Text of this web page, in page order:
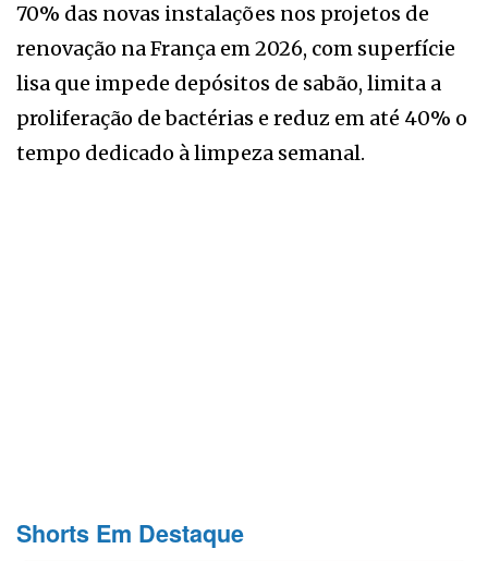
70% das novas instalações nos projetos de
renovação na França em 2026, com superfície
lisa que impede depósitos de sabão, limita a
proliferação de bactérias e reduz em até 40% o
tempo dedicado à limpeza semanal.
Shorts Em Destaque